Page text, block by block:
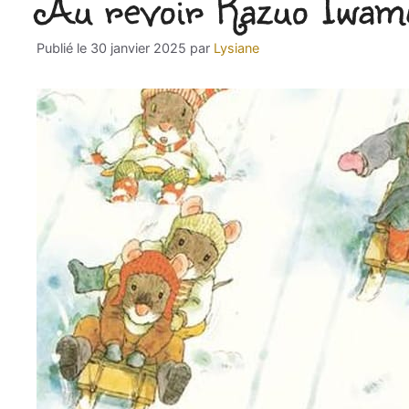
30 janvier 2025 par Lysiane